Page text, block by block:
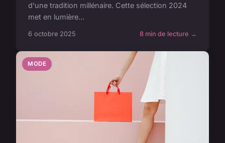
d'une tradition millénaire. Cette sélection 2024
met en lumière...
6 octobre 2025 8 min de lecture →
MODE